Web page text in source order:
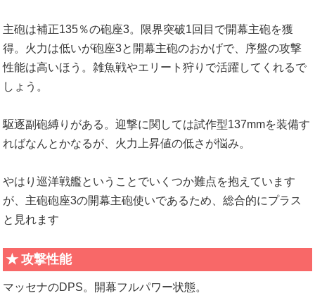
主砲は補正135％の砲座3。限界突破1回目で開幕主砲を獲
得。火力は低いが砲座3と開幕主砲のおかげで、序盤の攻撃
性能は高いほう。雑魚戦やエリート狩りで活躍してくれるで
しょう。
駆逐副砲縛りがある。迎撃に関しては試作型137mmを装備す
ればなんとかなるが、火力上昇値の低さが悩み。
やはり巡洋戦艦ということでいくつか難点を抱えています
が、主砲砲座3の開幕主砲使いであるため、総合的にプラス
と見れます
攻撃性能
マッセナのDPS。開幕フルパワー状態。